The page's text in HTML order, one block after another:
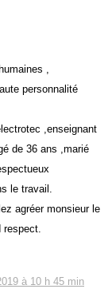
,
personnalité
,enseignant
de 36 ans ,marié
le travail.
agréer monsieur le
respect.
à 10 h 45 min